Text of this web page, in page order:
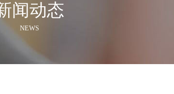
闻动态
NEWS